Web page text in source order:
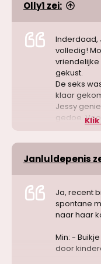
Olly1 zei:
Inderdaad,
volledig!
vriendelijke
gekust.
De seks
klaar
Jessy
gedoe.
Janluldepenis
Ja, recent
spontane
naar haar
Min: -
door